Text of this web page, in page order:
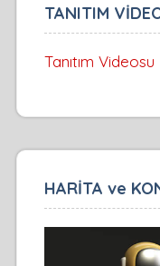
TANITIM
Tanıtım
HARİTA ve